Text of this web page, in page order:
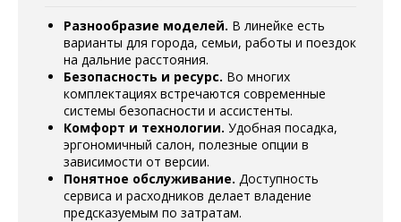
Разнообразие моделей. В линейке есть
варианты для города, семьи, работы и поездок
на дальние расстояния.
Безопасность и ресурс. Во многих
комплектациях встречаются современные
системы безопасности и ассистенты.
Комфорт и технологии. Удобная посадка,
эргономичный салон, полезные опции в
зависимости от версии.
Понятное обслуживание. Доступность
сервиса и расходников делает владение
предсказуемым по затратам.